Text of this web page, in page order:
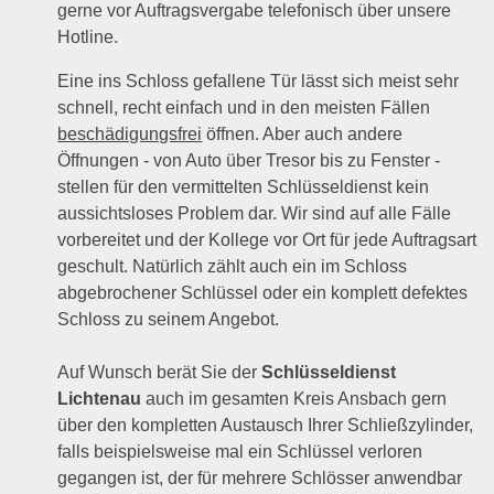
gerne vor Auftragsvergabe telefonisch über unsere
Hotline.
Eine ins Schloss gefallene Tür lässt sich meist sehr
schnell, recht einfach und in den meisten Fällen
beschädigungsfrei öffnen. Aber auch andere
Öffnungen - von Auto über Tresor bis zu Fenster -
stellen für den vermittelten Schlüsseldienst kein
aussichtsloses Problem dar. Wir sind auf alle Fälle
vorbereitet und der Kollege vor Ort für jede Auftragsart
geschult. Natürlich zählt auch ein im Schloss
abgebrochener Schlüssel oder ein komplett defektes
Schloss zu seinem Angebot.
Auf Wunsch berät Sie derSchlüsseldienst
Lichtenau auch im gesamten Kreis Ansbach gern
über den kompletten Austausch Ihrer Schließzylinder,
falls beispielsweise mal ein Schlüssel verloren
gegangen ist, der für mehrere Schlösser anwendbar